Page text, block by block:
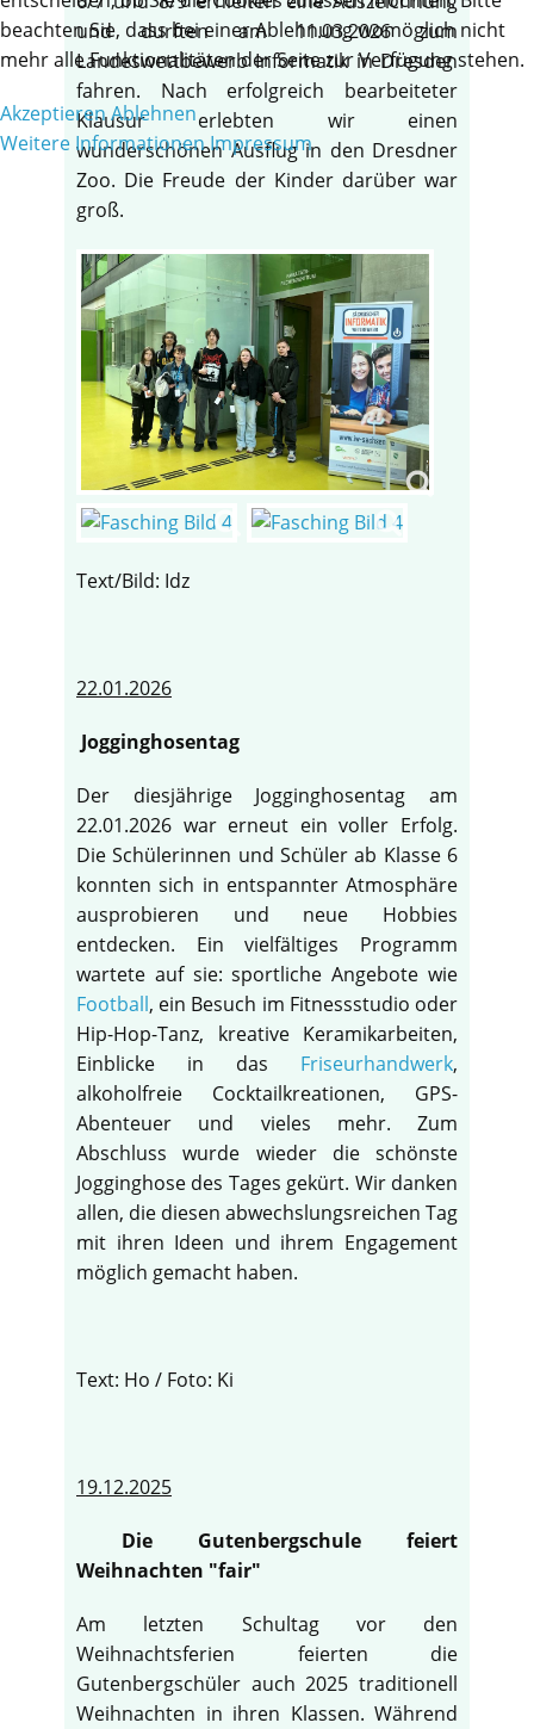
und durften am 11.03.2026 zum
Landeswettbewerb Informatik in Dresden
fahren. Nach erfolgreich bearbeiteter
Klausur erlebten wir einen
wunderschönen Ausflug in den Dresdner
Zoo. Die Freude der Kinder darüber war
groß.
Text/Bild: Idz
22.01.2026
Jogginghosentag
Der diesjährige Jogginghosentag am
22.01.2026 war erneut ein voller Erfolg.
Die Schülerinnen und Schüler ab Klasse 6
konnten sich in entspannter Atmosphäre
ausprobieren und neue Hobbies
entdecken. Ein vielfältiges Programm
wartete auf sie: sportliche Angebote wie
Football, ein Besuch im Fitnessstudio oder
Hip-Hop-Tanz, kreative Keramikarbeiten,
Einblicke in das Friseurhandwerk,
alkoholfreie Cocktailkreationen, GPS-
Abenteuer und vieles mehr. Zum
Abschluss wurde wieder die schönste
Jogginghose des Tages gekürt. Wir danken
allen, die diesen abwechslungsreichen Tag
mit ihren Ideen und ihrem Engagement
möglich gemacht haben.
Text: Ho / Foto: Ki
19.12.2025
Die Gutenbergschule feiert
Weihnachten "fair"
Am letzten Schultag vor den
Weihnachtsferien feierten die
Gutenbergschüler auch 2025 traditionell
Weihnachten in ihren Klassen. Während
beachten Sie, dass bei einer Ablehnung womöglich nicht
mehr alle Funktionalitäten der Seite zur Verfügung stehen.
AkzeptierenAblehnen
Weitere Informationen Impressum